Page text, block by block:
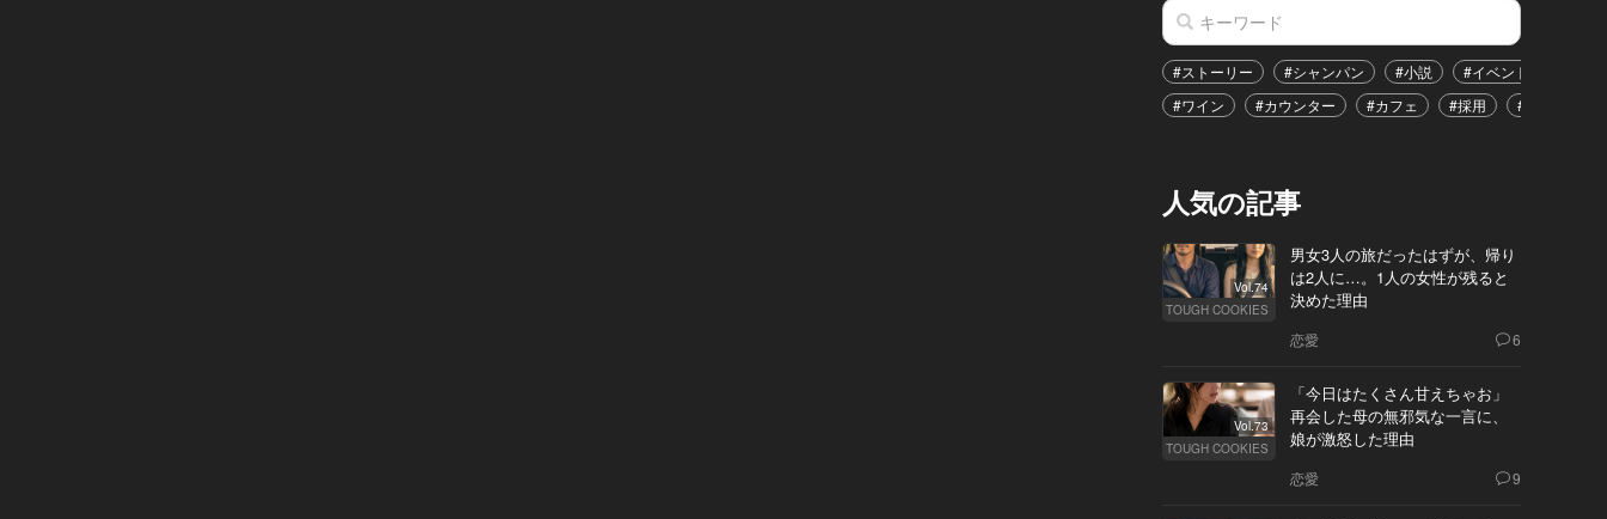
#ストーリー #シャンパン #小説 #イベント
#ワイン
#カウンター #カフェ #採用 #恋愛
人気の記事
Vol.74
TOUGH COOKIES
男女3人の旅だったはずが、帰り
は2人に…。1人の女性が残ると
決めた理由
恋愛 6
Vol.73
TOUGH COOKIES
「今日はたくさん甘えちゃお」
再会した母の無邪気な一言に、
娘が激怒した理由
恋愛 9